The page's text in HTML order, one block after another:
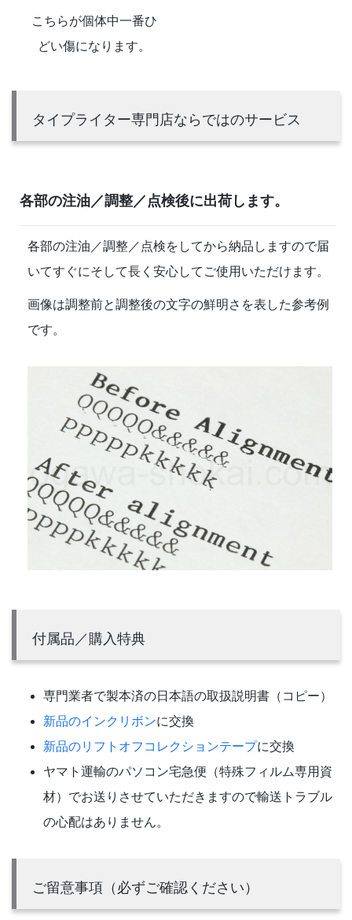
こちらが個体中一番ひ
どい傷になります。
タイプライター専門店ならではのサービス
各部の注油／調整／点検後に出荷します。
各部の注油／調整／点検をしてから納品しますので届
いてすぐにそして長く安心してご使用いただけます。
画像は調整前と調整後の文字の鮮明さを表した参考例
です。
付属品／購入特典
専門業者で製本済の日本語の取扱説明書（コピー）
新品のインクリボンに交換
新品のリフトオフコレクションテープに交換
ヤマト運輸のパソコン宅急便（特殊フィルム専用資
材）でお送りさせていただきますので輸送トラブル
の心配はありません。
ご留意事項（必ずご確認ください）